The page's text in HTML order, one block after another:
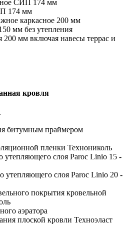
СИП 174 мм
174 мм
каркасное 200 мм
мм без утепления
200 мм включая навесы террас и
кровля
битумным праймером
пленки Технониколь
утепляющего слоя Paroc Linio 15 -
утепляющего слоя Paroc Linio 20 -
покрытия кровельной
аэратора
плоской кровли Техноэласт